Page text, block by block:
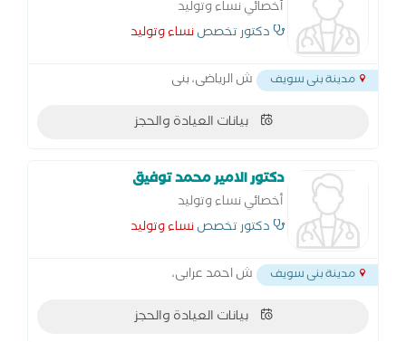
أخصائي نساء وتوليد
دكتور تخصصنساء وتوليد
مدينة بنى سويف ش الرياضى، بنى
بيانات العيادة والحجز
دكتور الامير محمد توفيق
أخصائي نساء وتوليد
دكتور تخصصنساء وتوليد
مدينة بنى سويف ش احمد عرابى،
بيانات العيادة والحجز